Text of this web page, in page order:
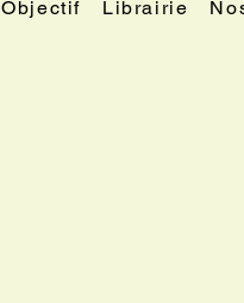
Objectif Librairie